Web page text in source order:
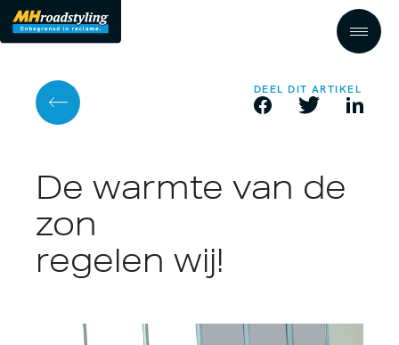
DEEL DIT ARTIKEL
De warmte van de
zon
regelen wij!